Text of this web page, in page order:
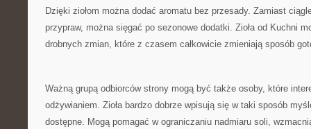
Dzięki ziołom można dodać aromatu bez przesady. Zamiast
przypraw, można sięgać po sezonowe dodatki. Zioła od Kuchni
drobnych zmian, które z czasem całkowicie zmieniają sposób
Ważną grupą odbiorców strony mogą być także osoby, które
odżywianiem. Zioła bardzo dobrze wpisują się w taki sposób
dostępne. Mogą pomagać w ograniczaniu nadmiaru soli,